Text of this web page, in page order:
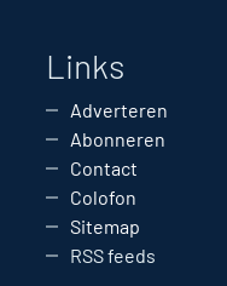
Links
Adverteren
Abonneren
Contact
Colofon
Sitemap
RSS feeds